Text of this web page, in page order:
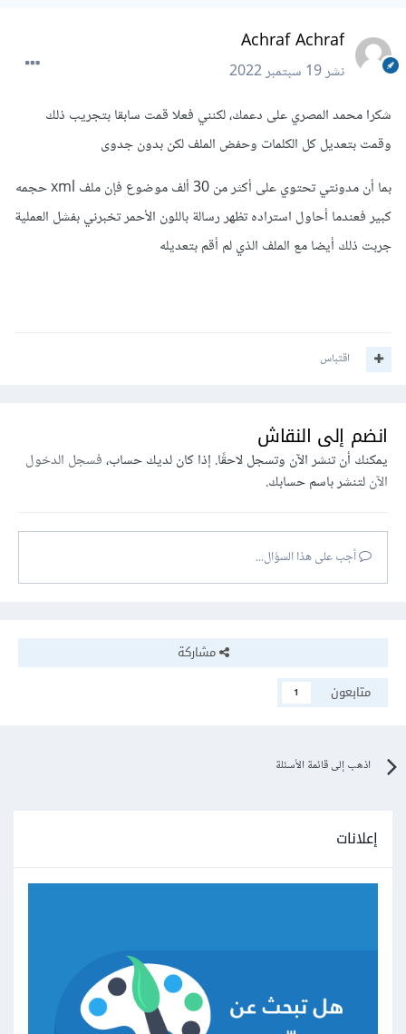
Achraf Achraf
نشر19 سبتمبر 2022
شكرا محمد المصري على دعمك، لكنني فعلا قمت سابقا بتجريب ذلك
وقمت بتعديل كل الكلمات وحفض الملف لكن بدون جدوى
بما أن مدونتي تحتوي على أكثر من 30 ألف موضوع فإن ملف xml حجمه
كبير فعندما أحاول استراده تظهر رسالة باللون الأحمر تخبرني بفشل العملية
جربت ذلك أيضا مع الملف الذي لم أقم بتعديله
اقتباس
انضم إلى النقاش
يمكنك أن تنشر الآن وتسجل لاحقًا. إذا كان لديك حساب،فسجل الدخول
الآنلتنشر باسم حسابك.
أجب على هذا السؤال...
مشاركة
متابعون
1
اذهب إلى قائمة الأسئلة
إعلانات